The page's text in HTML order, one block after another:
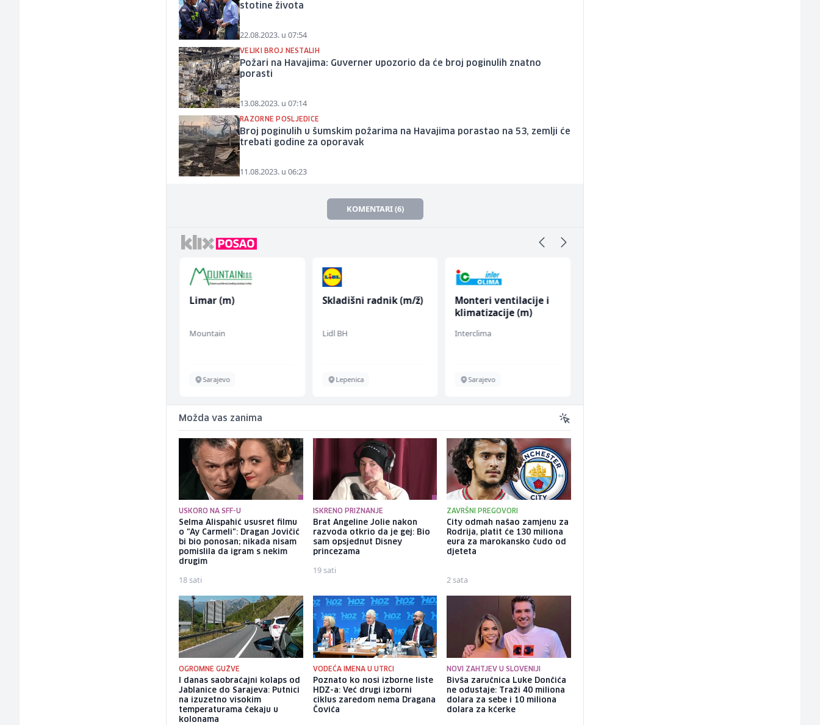
stotine života
22.08.2023. u 07:54
VELIKI BROJ NESTALIH
Požari na Havajima: Guverner upozorio da će broj poginulih znatno
porasti
13.08.2023. u 07:14
RAZORNE POSLJEDICE
Broj poginulih u šumskim požarima na Havajima porastao na 53, zemlji će
trebati godine za oporavak
11.08.2023. u 06:23
KOMENTARI (6)
Limar (m)
Mountain
Sarajevo
Skladišni radnik (m/ž)
Lidl BH
Lepenica
Monteri ventilacije i
klimatizacije (m)
Interclima
Sarajevo
Možda vas zanima
USKORO NA SFF-U
Selma Alispahić ususret filmu
o "Ay Carmeli": Dragan Jovičić
bi bio ponosan; nikada nisam
pomislila da igram s nekim
drugim
18 sati
ISKRENO PRIZNANJE
Brat Angeline Jolie nakon
razvoda otkrio da je gej: Bio
sam opsjednut Disney
princezama
19 sati
ZAVRŠNI PREGOVORI
City odmah našao zamjenu za
Rodrija, platit će 130 miliona
eura za marokansko čudo od
djeteta
2 sata
OGROMNE GUŽVE
I danas saobraćajni kolaps od
Jablanice do Sarajeva: Putnici
na izuzetno visokim
temperaturama čekaju u
kolonama
VODEĆA IMENA U UTRCI
Poznato ko nosi izborne liste
HDZ-a: Već drugi izborni
ciklus zaredom nema Dragana
Čovića
NOVI ZAHTJEV U SLOVENIJI
Bivša zaručnica Luke Dončića
ne odustaje: Traži 40 miliona
dolara za sebe i 10 miliona
dolara za kćerke